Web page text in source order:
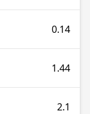
0.14
1.44
2.1